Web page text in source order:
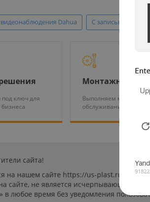
Dahua С записью на карту
ключ для
Монтажные
Выполняем монтаж и
обслуживание
сайта!
на нашем сайте https://us-plast.ru/
сайте, не является исчерпывающей.
любое время без уведомления